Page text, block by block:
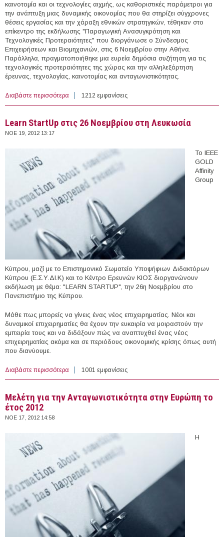
καινοτομία και οι τεχνολογίες αιχμής, ως καθοριστικές παράμετροι για
την ανάπτυξη μιας δυναμικής οικονομίας που θα στηρίζει σύγχρονες
θέσεις εργασίας και την χάραξη εθνικών στρατηγικών, τέθηκαν στο
επίκεντρο της εκδήλωσης "Παραγωγική Ανασυγκρότηση και
Τεχνολογικές Προτεραιότητες" που διοργάνωσε ο Σύνδεσμος
Επιχειρήσεων και Βιομηχανιών, στις 6 Νοεμβρίου στην Αθήνα.
Παράλληλα, πραγματοποιήθηκε μια ευρεία δημόσια συζήτηση για τις
τεχνολογικές προτεραιότητες της χώρας και την αλληλεξάρτηση
έρευνας, τεχνολογίας, καινοτομίας και ανταγωνιστικότητας.
Διαβάστε περισσότερα για Η καινοτομία και οι τεχνολογίες αιχμής μοχλός για
την παραγωγική ανασυγκρότηση της χώρας
1212 εμφανίσεις
Learn StartUp στις 26 Νοεμβρίου στη Λευκωσία
ΝΟΕ 19, 2012 13:17
Το IEEE
GOLD
Affinity
Group
Κύπρου, μαζί με το Επιστημονικό Σωματείο Υποψήφιων Διδακτόρων
Κύπρου (Ε.Σ.Υ.ΔΙ.Κ) και το Κέντρο Ερευνών ΚΙΟΣ διοργανώνουν
εκδήλωση με θέμα: "LEARN STARTUP", την 26η Νοεμβρίου στο
Πανεπιστήμιο της Κύπρου.
Μάθε πως μπορείς να γίνεις ένας νέος επιχειρηματίας. Νέοι και
δυναμικοί επιχειρηματίες θα έχουν την ευκαιρία να μοιραστούν την
εμπειρία τους και να διδάξουν πώς να αναπτυχθεί ένας νέος
επιχειρηματίας ακόμα και σε περιόδους οικονομικής κρίσης όπως αυτή
που διανύουμε.
Διαβάστε περισσότερα για Learn StartUp στις 26 Νοεμβρίου στη Λευκωσία
1001 εμφανίσεις
Μελέτη για την Ανταγωνιστικότητα στην Ευρώπη το
έτος 2012
ΝΟΕ 17, 2012 14:58
Η